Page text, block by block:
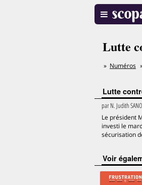
Lutte
Numéros
Lutte
parN. Judith
Le président
investi le
sécurisation
voir